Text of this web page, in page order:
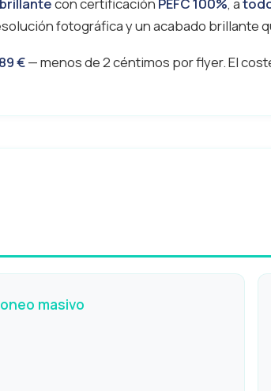
fotográfica y un acabado brillante
€— menos de 2 céntimos por flyer. El
masivo